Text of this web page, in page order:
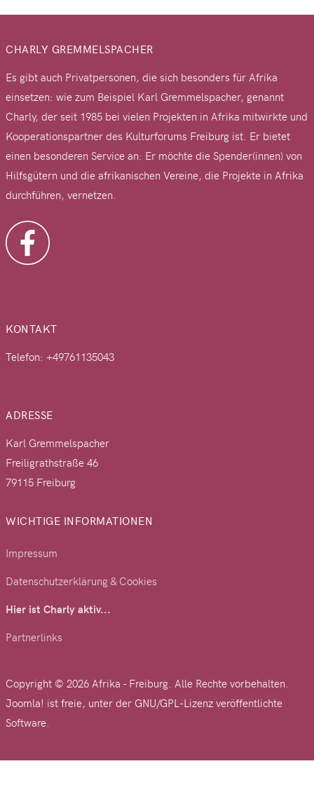
CHARLY GREMMELSPACHER
Es gibt auch Privatpersonen, die sich besonders für Afrika
einsetzen: wie zum Beispiel Karl Gremmelspacher, genannt
Charly, der seit 1985 bei vielen Projekten in Afrika mitwirkte und
Kooperationspartner des Kulturforums Freiburg ist. Er bietet
einen besonderen Service an: Er möchte die Spender(innen) von
Hilfsgütern und die afrikanischen Vereine, die Projekte in Afrika
durchführen, vernetzen.
KONTAKT
Telefon: +49761135043
ADRESSE
Karl Gremmelspacher
Freiligrathstraße 46
79115 Freiburg
WICHTIGE INFORMATIONEN
Impressum
Datenschutzerklärung & Cookies
Hier ist Charly aktiv...
Partnerlinks
Copyright © 2026 Afrika - Freiburg. Alle Rechte vorbehalten.
Joomla! ist freie, unter der GNU/GPL-Lizenz veröffentlichte
Software.